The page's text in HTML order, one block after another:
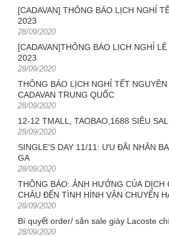
[CADAVAN] THÔNG BÁO LỊCH NGHỈ
2023
Posted
28/09/2020
[CADAVAN]THÔNG BÁO LỊCH NGHỈ
2023
Posted
28/09/2020
THÔNG BÁO LỊCH NGHỈ TẾT
CADAVAN TRUNG QUỐC
Posted
28/09/2020
12-12 TMALL, TAOBAO,1688 SIÊU
Posted
28/09/2020
SINGLE’S DAY 11/11: ƯU ĐÃI NHÂN
GA
Posted
28/09/2020
THÔNG BÁO: ẢNH HƯỞNG CỦA DỊCH
CHÂU ĐẾN TÌNH HÌNH VẬN CHUYỂN
Posted
28/09/2020
Bí quyết order/ săn sale giày Lacoste
Posted
28/09/2020